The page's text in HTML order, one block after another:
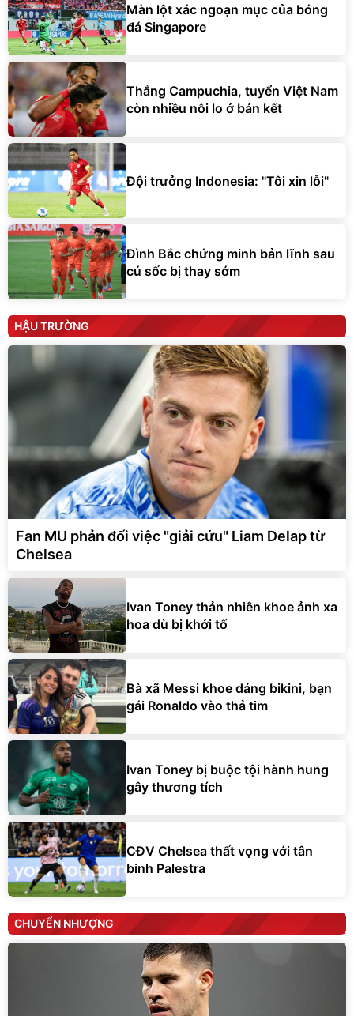
Màn lột xác ngoạn mục của bóng
đá Singapore
Thắng Campuchia, tuyển Việt Nam
còn nhiều nỗi lo ở bán kết
Đội trưởng Indonesia: "Tôi xin lỗi"
Đình Bắc chứng minh bản lĩnh sau
cú sốc bị thay sớm
HẬU TRƯỜNG
Fan MU phản đối việc "giải cứu" Liam Delap từ
Chelsea
Ivan Toney thản nhiên khoe ảnh xa
hoa dù bị khởi tố
Bà xã Messi khoe dáng bikini, bạn
gái Ronaldo vào thả tim
Ivan Toney bị buộc tội hành hung
gây thương tích
CĐV Chelsea thất vọng với tân
binh Palestra
CHUYỂN NHƯỢNG